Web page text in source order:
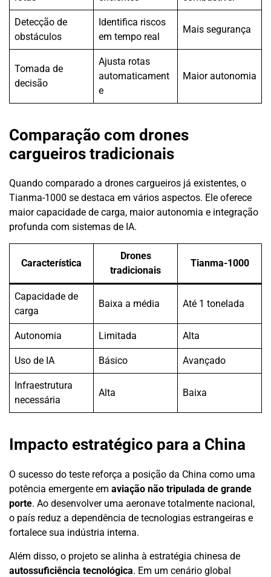
Detecção de
obstáculos
Identifica riscos
em tempo real
Mais segurança
Tomada de
decisão
Ajusta rotas
automaticament
e
Maior autonomia
Comparação com drones
cargueiros tradicionais
Quando comparado a drones cargueiros já existentes, o
Tianma-1000 se destaca em vários aspectos. Ele oferece
maior capacidade de carga, maior autonomia e integração
profunda com sistemas de IA.
Característica
Drones
tradicionais
Tianma-1000
Capacidade de
carga
Baixa a média Até 1 tonelada
Autonomia Limitada Alta
Uso de IA Básico Avançado
Infraestrutura
necessária
Alta Baixa
Impacto estratégico para a China
O sucesso do teste reforça a posição da China como uma
potência emergente em aviação não tripulada de grande
porte. Ao desenvolver uma aeronave totalmente nacional,
o país reduz a dependência de tecnologias estrangeiras e
fortalece sua indústria interna.
Além disso, o projeto se alinha à estratégia chinesa de
autossuficiência tecnológica. Em um cenário global